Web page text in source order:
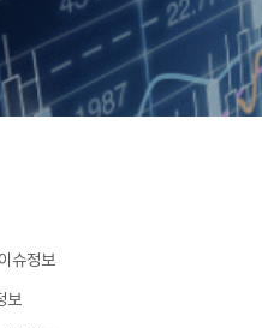
슈정보
보